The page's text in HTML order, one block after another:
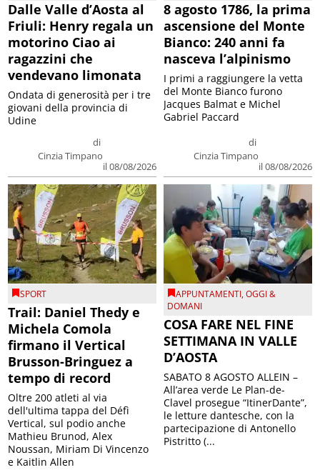
Dalle Valle d’Aosta al
Friuli: Henry regala un
motorino Ciao ai
ragazzini che
vendevano limonata
di
Cinzia Timpano
il 08/08/2026
Ondata di generosità per i tre
giovani della provincia di
Udine
8 agosto 1786, la prima
ascensione del Monte
Bianco: 240 anni fa
nasceva l’alpinismo
di
Cinzia Timpano
il 08/08/2026
I primi a raggiungere la vetta
del Monte Bianco furono
Jacques Balmat e Michel
Gabriel Paccard
SPORT
Trail: Daniel Thedy e
Michela Comola
firmano il Vertical
Brusson-Bringuez a
tempo di record
Oltre 200 atleti al via
dell'ultima tappa del Défì
Vertical, sul podio anche
Mathieu Brunod, Alex
Noussan, Miriam Di Vincenzo
e Kaitlin Allen
APPUNTAMENTI,OGGI &
DOMANI
COSA FARE NEL FINE
SETTIMANA IN VALLE
D’AOSTA
SABATO 8 AGOSTO ALLEIN –
All’area verde Le Plan-de-
Clavel prosegue “ItinerDante”,
le letture dantesche, con la
partecipazione di Antonello
Pistritto (...